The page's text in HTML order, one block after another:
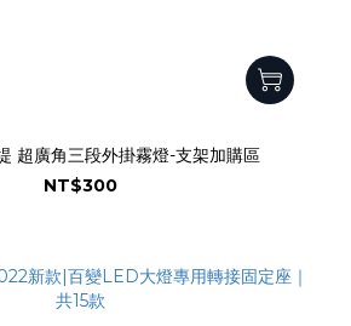
超廣角三段外掛霧燈-支架加購區
NT$300